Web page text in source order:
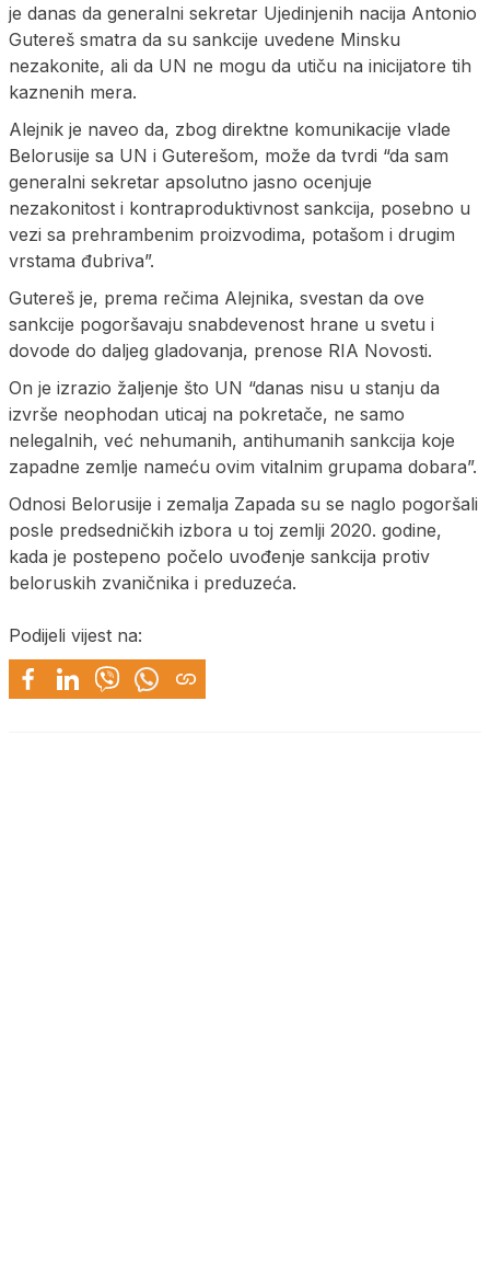
je danas da generalni sekretar Ujedinjenih nacija Antonio
Gutereš smatra da su sankcije uvedene Minsku
nezakonite, ali da UN ne mogu da utiču na inicijatore tih
kaznenih mera.
Alejnik je naveo da, zbog direktne komunikacije vlade
Belorusije sa UN i Guterešom, može da tvrdi “da sam
generalni sekretar apsolutno jasno ocenjuje
nezakonitost i kontraproduktivnost sankcija, posebno u
vezi sa prehrambenim proizvodima, potašom i drugim
vrstama đubriva”.
Gutereš je, prema rečima Alejnika, svestan da ove
sankcije pogoršavaju snabdevenost hrane u svetu i
dovode do daljeg gladovanja, prenose RIA Novosti.
On je izrazio žaljenje što UN “danas nisu u stanju da
izvrše neophodan uticaj na pokretače, ne samo
nelegalnih, već nehumanih, antihumanih sankcija koje
zapadne zemlje nameću ovim vitalnim grupama dobara”.
Odnosi Belorusije i zemalja Zapada su se naglo pogoršali
posle predsedničkih izbora u toj zemlji 2020. godine,
kada je postepeno počelo uvođenje sankcija protiv
beloruskih zvaničnika i preduzeća.
Podijeli vijest na: